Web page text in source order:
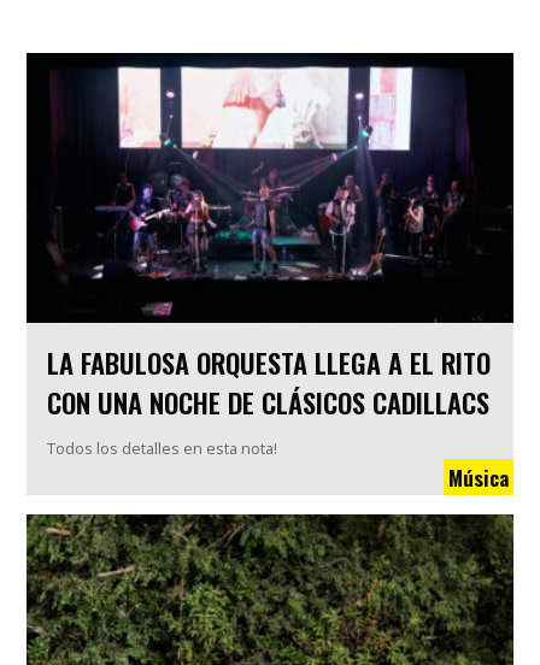
LA FABULOSA ORQUESTA LLEGA A EL RITO
CON UNA NOCHE DE CLÁSICOS CADILLACS
Todos los detalles en esta nota!
Música